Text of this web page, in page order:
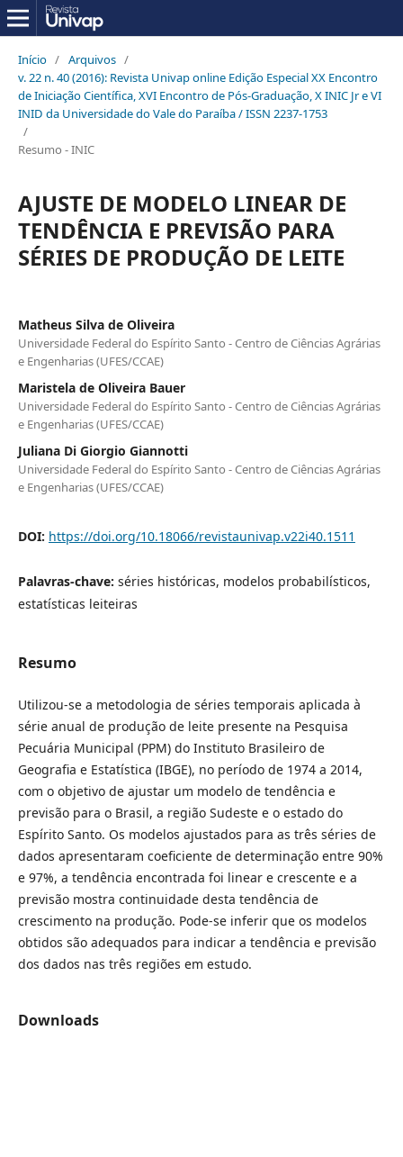
Início / Arquivos /
v. 22 n. 40 (2016): Revista Univap online Edição Especial XX Encontro
de Iniciação Científica, XVI Encontro de Pós-Graduação, X INIC Jr e VI
INID da Universidade do Vale do Paraíba / ISSN 2237-1753
/
Resumo - INIC
AJUSTE DE MODELO LINEAR DE
TENDÊNCIA E PREVISÃO PARA
SÉRIES DE PRODUÇÃO DE LEITE
Matheus Silva de Oliveira
Universidade Federal do Espírito Santo - Centro de Ciências Agrárias
e Engenharias (UFES/CCAE)
Maristela de Oliveira Bauer
Universidade Federal do Espírito Santo - Centro de Ciências Agrárias
e Engenharias (UFES/CCAE)
Juliana Di Giorgio Giannotti
Universidade Federal do Espírito Santo - Centro de Ciências Agrárias
e Engenharias (UFES/CCAE)
DOI: https://doi.org/10.18066/revistaunivap.v22i40.1511
Palavras-chave: séries históricas, modelos probabilísticos,
estatísticas leiteiras
Resumo
Utilizou-se a metodologia de séries temporais aplicada à
série anual de produção de leite presente na Pesquisa
Pecuária Municipal (PPM) do Instituto Brasileiro de
Geografia e Estatística (IBGE), no período de 1974 a 2014,
com o objetivo de ajustar um modelo de tendência e
previsão para o Brasil, a região Sudeste e o estado do
Espírito Santo. Os modelos ajustados para as três séries de
dados apresentaram coeficiente de determinação entre 90%
e 97%, a tendência encontrada foi linear e crescente e a
previsão mostra continuidade desta tendência de
crescimento na produção. Pode-se inferir que os modelos
obtidos são adequados para indicar a tendência e previsão
dos dados nas três regiões em estudo.
Downloads